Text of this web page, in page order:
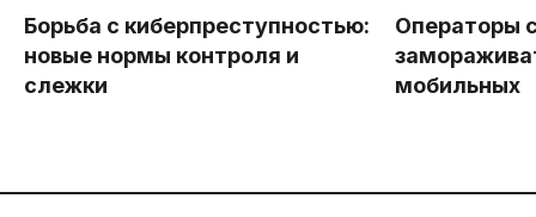
Борьба с киберпреступностью:
новые нормы контроля и
слежки
Операторы
мобильных